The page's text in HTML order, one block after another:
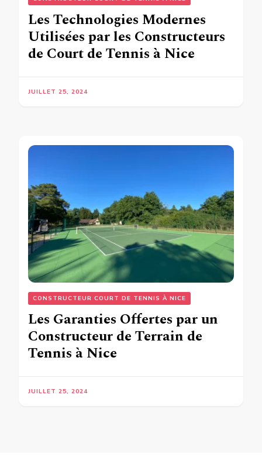
Les Technologies Modernes
Utilisées par les Constructeurs
de Court de Tennis à Nice
JUILLET 25, 2024
CONSTRUCTEUR COURT DE TENNIS À NICE
Les Garanties Offertes par un
Constructeur de Terrain de
Tennis à Nice
JUILLET 25, 2024